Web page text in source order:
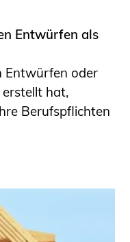
Entwürfen als
Entwürfen oder
hat,
Berufspflichten